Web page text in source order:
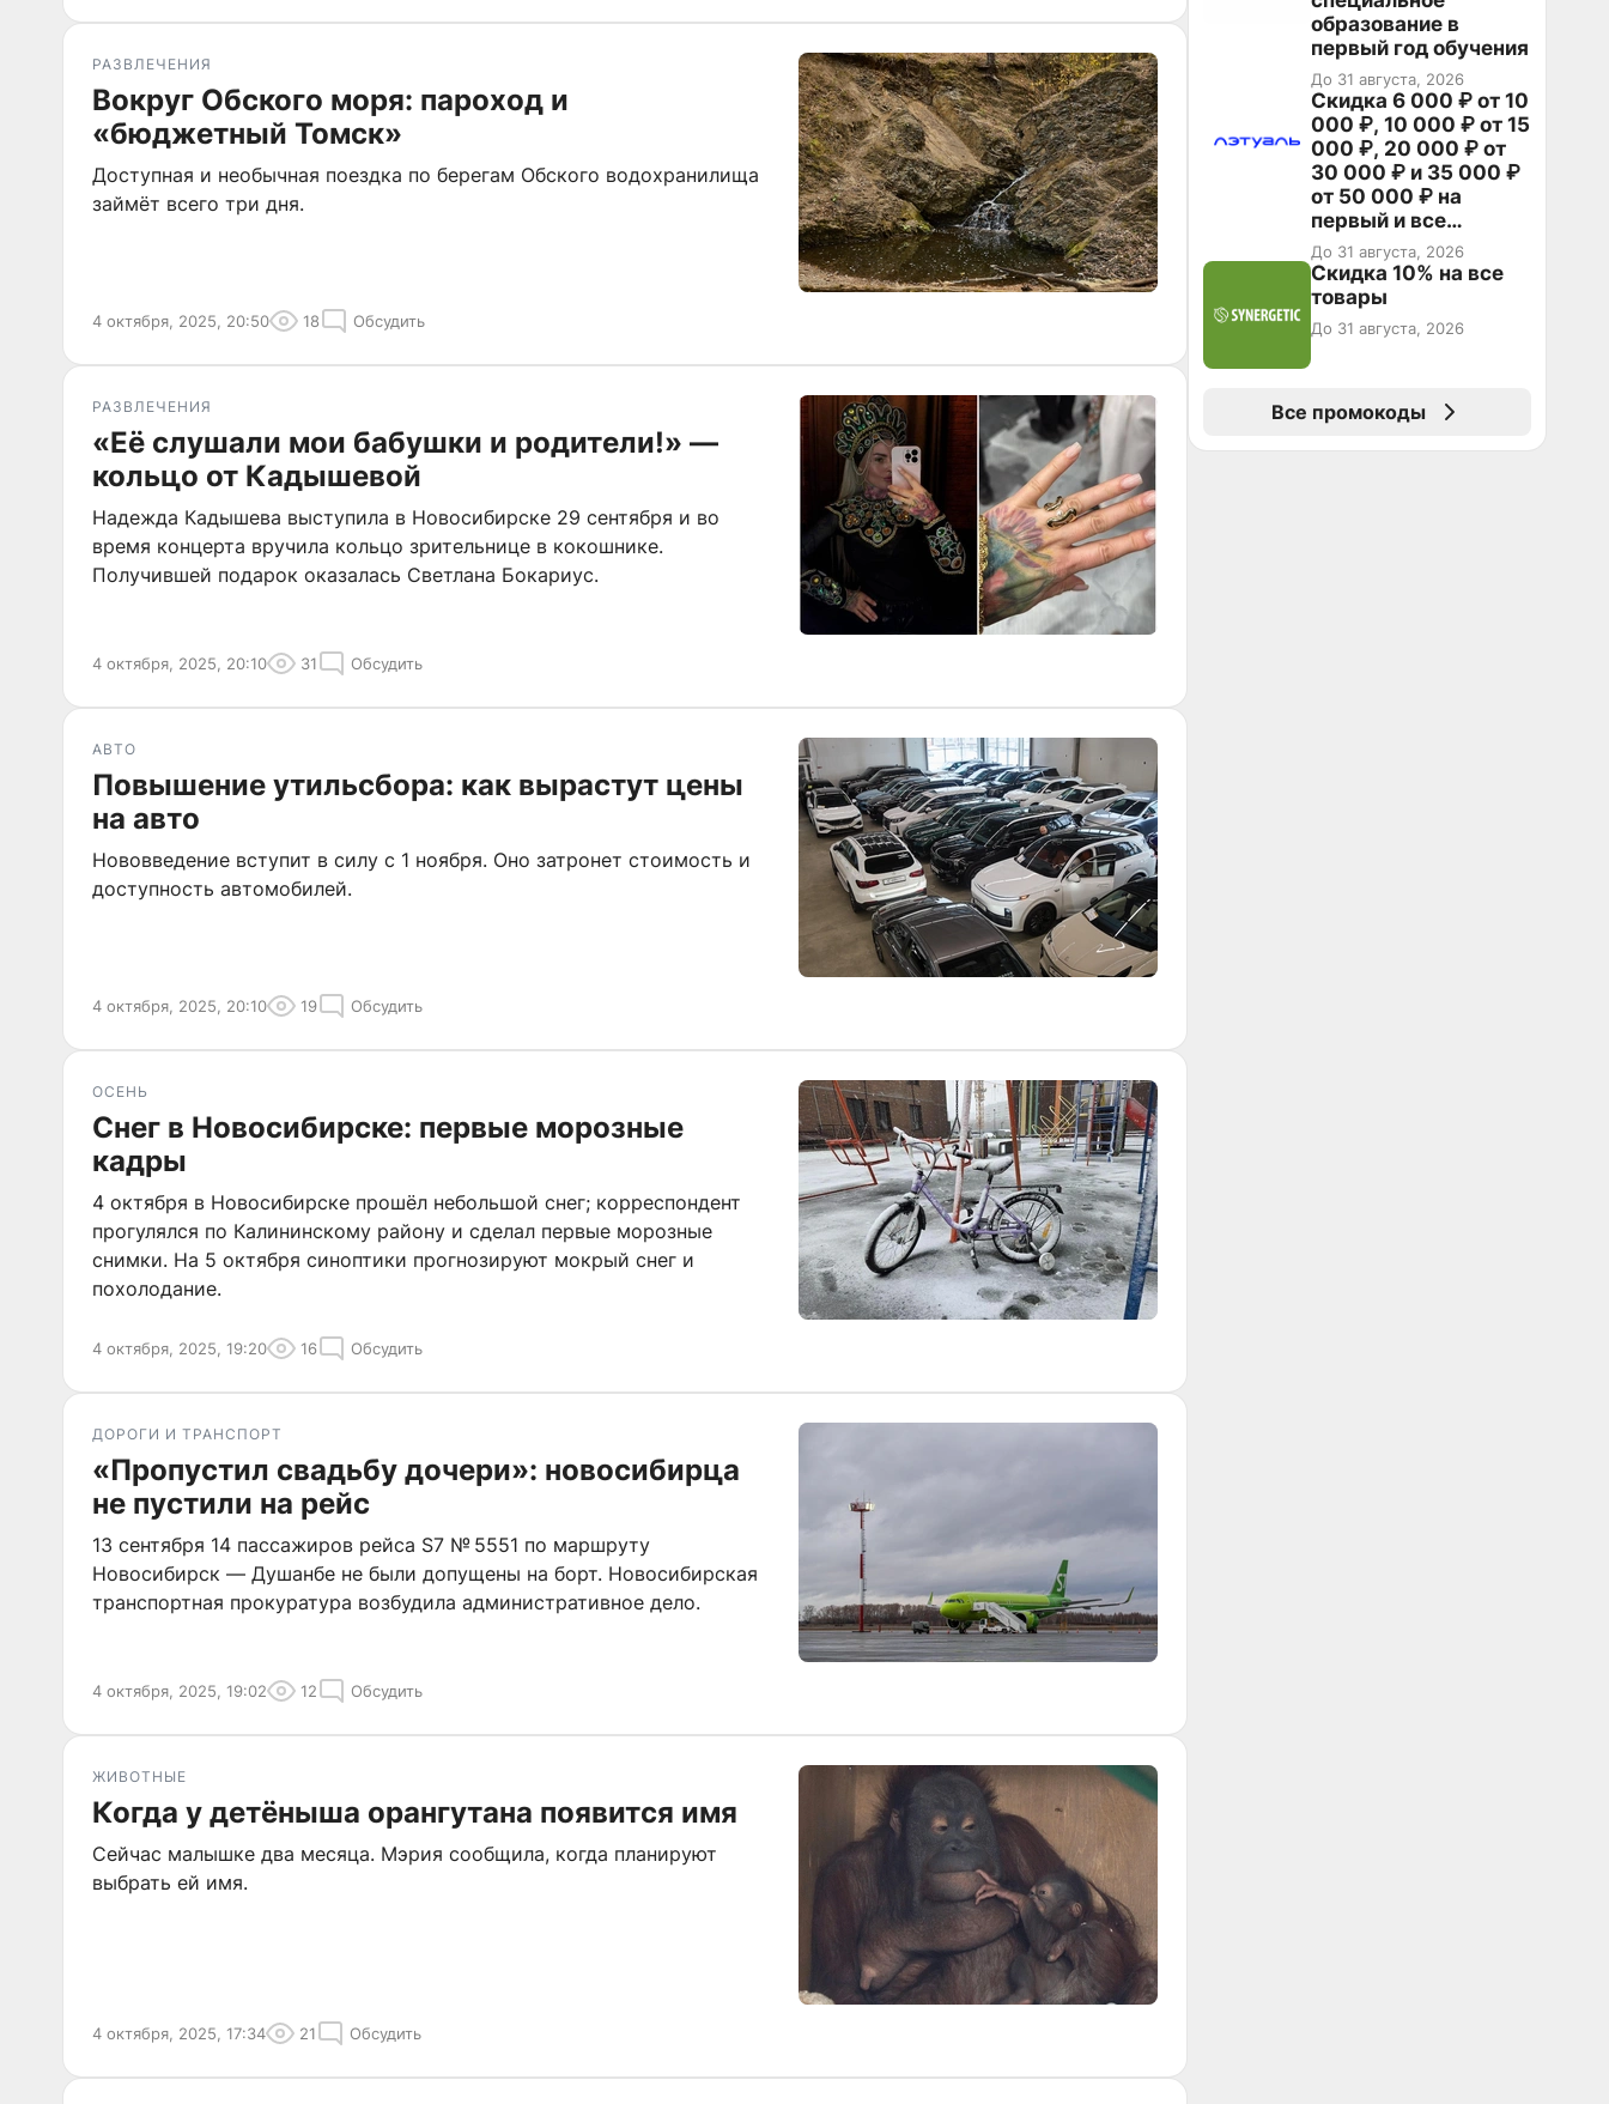
РАЗВЛЕЧЕНИЯ
Вокруг Обского моря: пароход и
«бюджетный Томск»
Доступная и необычная поездка по берегам Обского водохранилища
займёт всего три дня.
4 октября, 2025, 20:50 18 Обсудить
РАЗВЛЕЧЕНИЯ
«Её слушали мои бабушки и родители!» —
кольцо от Кадышевой
Надежда Кадышева выступила в Новосибирске 29 сентября и во
время концерта вручила кольцо зрительнице в кокошнике.
Получившей подарок оказалась Светлана Бокариус.
4 октября, 2025, 20:10 31 Обсудить
АВТО
Повышение утильсбора: как вырастут цены
на авто
Нововведение вступит в силу с 1 ноября. Оно затронет стоимость и
доступность автомобилей.
4 октября, 2025, 20:10 19 Обсудить
ОСЕНЬ
Снег в Новосибирске: первые морозные
кадры
4 октября в Новосибирске прошёл небольшой снег; корреспондент
прогулялся по Калининскому району и сделал первые морозные
снимки. На 5 октября синоптики прогнозируют мокрый снег и
похолодание.
4 октября, 2025, 19:20 16 Обсудить
ДОРОГИ И ТРАНСПОРТ
«Пропустил свадьбу дочери»: новосибирца
не пустили на рейс
13 сентября 14 пассажиров рейса S7 № 5551 по маршруту
Новосибирск — Душанбе не были допущены на борт. Новосибирская
транспортная прокуратура возбудила административное дело.
4 октября, 2025, 19:02 12 Обсудить
ЖИВОТНЫЕ
Когда у детёныша орангутана появится имя
Сейчас малышке два месяца. Мэрия сообщила, когда планируют
выбрать ей имя.
4 октября, 2025, 17:34 21 Обсудить
образование в
первый год обучения
До 31 августа, 2026
Скидка 6 000 ₽ от 10
000 ₽, 10 000 ₽ от 15
000 ₽, 20 000 ₽ от
30 000 ₽ и 35 000 ₽
от 50 000 ₽ на
первый и все
повторные заказы по
промокоду НАБЕРИ
До 31 августа, 2026
Скидка 10% на все
товары
До 31 августа, 2026
Все промокоды